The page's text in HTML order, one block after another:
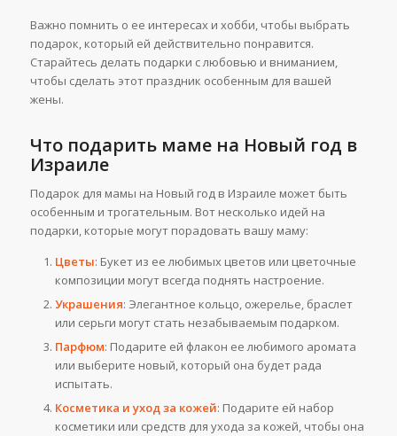
Важно помнить о ее интересах и хобби, чтобы выбрать
подарок, который ей действительно понравится.
Старайтесь делать подарки с любовью и вниманием,
чтобы сделать этот праздник особенным для вашей
жены.
Что подарить маме на Новый год в
Израиле
Подарок для мамы на Новый год в Израиле может быть
особенным и трогательным. Вот несколько идей на
подарки, которые могут порадовать вашу маму:
Цветы: Букет из ее любимых цветов или цветочные
композиции могут всегда поднять настроение.
Украшения: Элегантное кольцо, ожерелье, браслет
или серьги могут стать незабываемым подарком.
Парфюм: Подарите ей флакон ее любимого аромата
или выберите новый, который она будет рада
испытать.
Косметика и уход за кожей: Подарите ей набор
косметики или средств для ухода за кожей, чтобы она